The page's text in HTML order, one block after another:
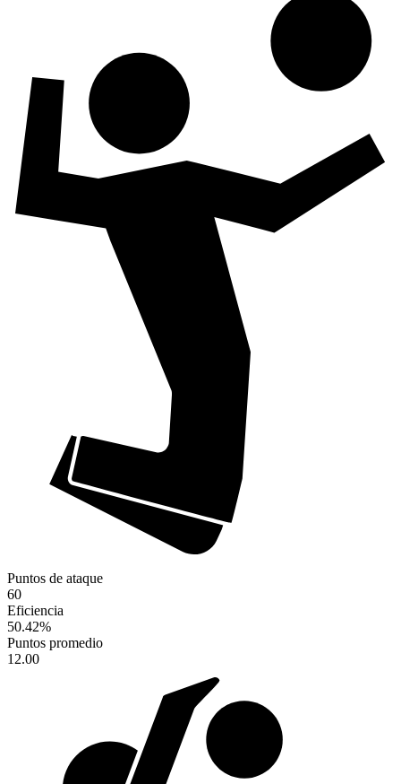
Puntos de ataque
60
Eficiencia
50.42%
Puntos promedio
12.00